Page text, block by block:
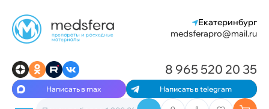
Екатеринбург
medsferapro@mail.ru
Написать в max Написать в telegram
8 965 520 20 35